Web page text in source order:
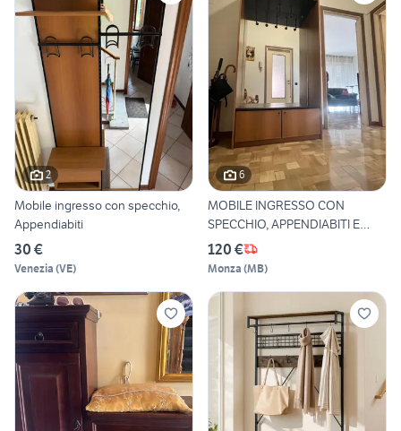
2
Mobile ingresso con specchio,
Appendiabiti
30 €
Venezia (VE)
6
MOBILE INGRESSO CON
SPECCHIO, APPENDIABITI E
SCARP
120 €
Monza (MB)